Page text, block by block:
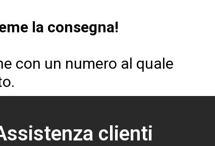
la consegna!
con un numero al quale
clienti